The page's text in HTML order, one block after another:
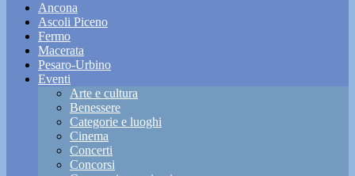
Ancona
Ascoli Piceno
Fermo
Macerata
Pesaro-Urbino
Eventi
Arte e cultura
Benessere
Categorie e luoghi
Cinema
Concerti
Concorsi